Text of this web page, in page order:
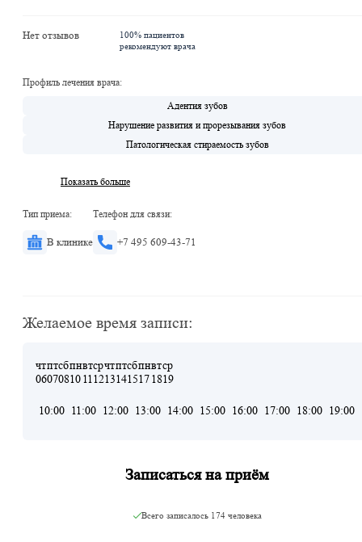
Тестовская
Нет отзывов
100% пациентов
рекомендуют врача
Профиль лечения врача:
Адентия зубов
Нарушение развития и прорезывания зубов
Патологическая стираемость зубов
Показать больше
Тип приема:
В клинике
Телефон для связи:
+7 495 609-43-71
Желаемое время записи:
чт
06
пт
07
сб
08
пн
10
вт
11
ср
12
чт
13
пт
14
сб
15
пн
17
вт
18
ср
19
10:00 11:00 12:00 13:00 14:00 15:00 16:00 17:00 18:00 19:00
Записаться на приём
Всего записалось174 человека